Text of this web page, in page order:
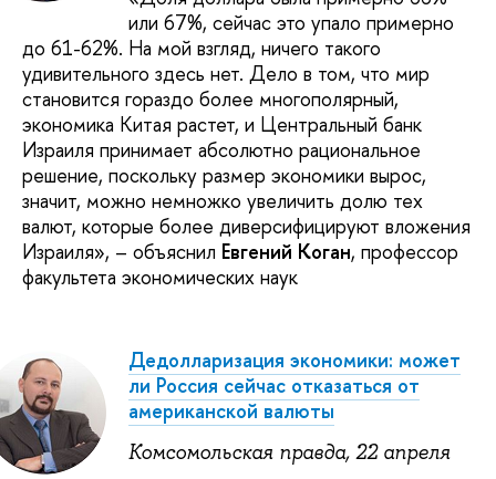
или 67%, сейчас это упало примерно
до 61-62%. На мой взгляд, ничего такого
удивительного здесь нет. Дело в том, что мир
становится гораздо более многополярный,
экономика Китая растет, и Центральный банк
Израиля принимает абсолютно рациональное
решение, поскольку размер экономики вырос,
значит, можно немножко увеличить долю тех
валют, которые более диверсифицируют вложения
Израиля», – объяснил Евгений Коган, профессор
факультета экономических наук
Дедолларизация экономики: может
ли Россия сейчас отказаться от
американской валюты
Комсомольская правда, 22 апреля